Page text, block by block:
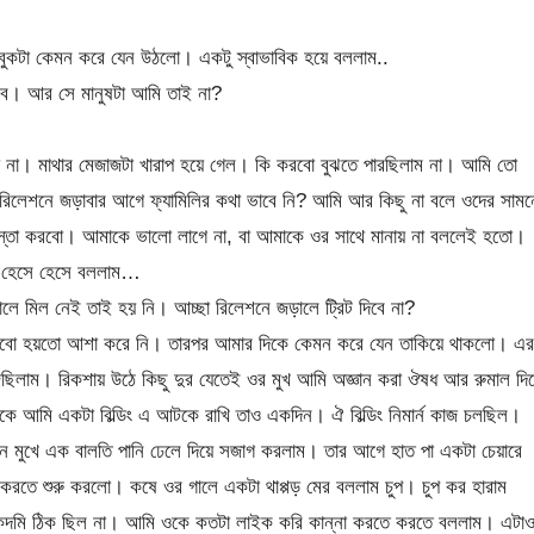
কেমন করে যেন উঠলো। একটু স্বাভাবিক হয়ে বললাম..
আর সে মানুষটা আমি তাই না?
মাথার মেজাজটা খারাপ হয়ে গেল। কি করবো বুঝতে পারছিলাম না। আমি তো
জড়াবার আগে ফ্যামিলির কথা ভাবে নি? আমি আর কিছু না বলে ওদের
করবো। আমাকে ভালো লাগে না, বা আমাকে ওর সাথে মানায় না বললেই হতো।
হেসে বললাম…
মিল নেই তাই হয় নি। আচ্ছা রিলেশনে জড়ালে ট্রিট দিবে না?
হয়তো আশা করে নি। তারপর আমার দিকে কেমন করে যেন তাকিয়ে থাকলো। এর
রিকশায় উঠে কিছু দুর যেতেই ওর মুখ আমি অজ্ঞান করা ঔষধ আর রুমাল
একটা বিল্ডিং এ আটকে রাখি তাও একদিন। ঐ বিল্ডিং নিমার্ন কাজ চলছিল।
এক বালতি পানি ঢেলে দিয়ে সজাগ করলাম। তার আগে হাত পা একটা চেয়ারে
শুরু করলো। কষে ওর গালে একটা থাপ্পড় মের বললাম চুপ। চুপ কর হারাম
ঠিক ছিল না। আমি ওকে কতটা লাইক করি কান্না করতে করতে বললাম। এটাও